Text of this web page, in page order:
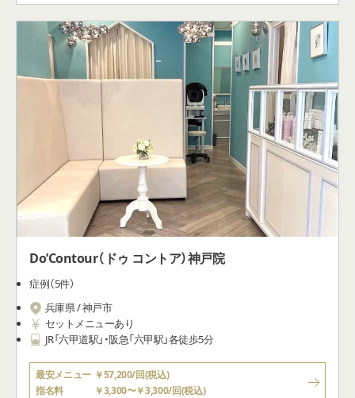
Do’Contour（ドゥ コントア）神戸院
症例（5件）
兵庫県 / 神戸市
セットメニューあり
JR「六甲道駅」・阪急「六甲駅」各徒歩5分
最安メニュー ￥57,200/回(税込)
指名料
￥3,300〜￥3,300/回(税込)